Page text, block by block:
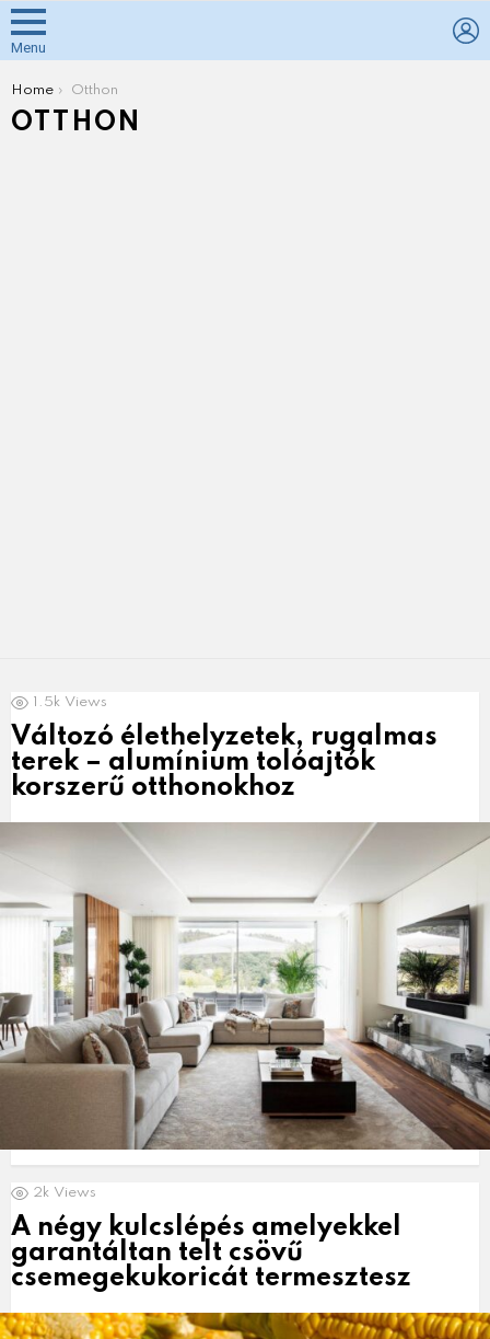
Menu
You are here:
Home Otthon
OTTHON
LATEST
NEWS
1.5k Views
Változó élethelyzetek, rugalmas
terek – alumínium tolóajtók
korszerű otthonokhoz
2k Views
A négy kulcslépés amelyekkel
garantáltan telt csövű
csemegekukoricát termesztesz